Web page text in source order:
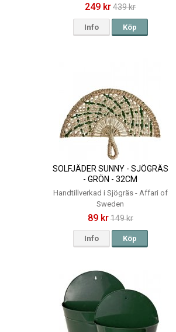
249 kr 439 kr
Info Köp
SOLFJÄDER SUNNY - SJÖGRÄS
- GRÖN - 32CM
Handtillverkad i Sjögräs - Affari of
Sweden
89 kr149 kr
Info Köp